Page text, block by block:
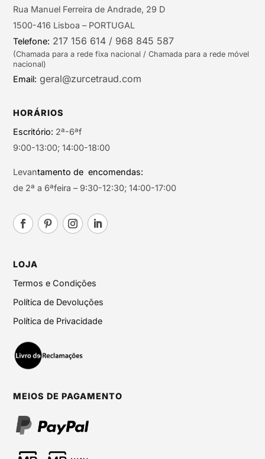
Rua Manuel Ferreira de Andrade, 29 D
1500-416 Lisboa – PORTUGAL
Telefone: 217 156 614 / 968 845 587
(Chamada para a rede fixa nacional / Chamada para a rede móvel
nacional)
Email: geral@zurcetraud.com
HORÁRIOS
Escritório: 2ª-6ªf
9:00-13:00; 14:00-18:00
Levantamento de encomendas:
de 2ª a 6ªfeira – 9:30-12:30; 14:00-17:00
LOJA
Termos e Condições
Política de Devoluções
Política de Privacidade
MEIOS DE PAGAMENTO